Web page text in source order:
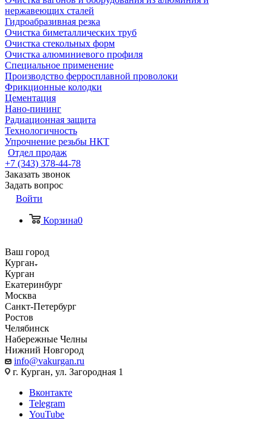
нержавеющих сталей
Гидроабразивная резка
Очистка биметаллических труб
Очистка стекольных форм
Очистка алюминиевого профиля
Специальное применение
Производство ферросплавной проволоки
Фрикционные колодки
Цементация
Нано-пининг
Радиационная защита
Технологичность
Упрочнение резьбы НКТ
Отдел продаж
+7 (343) 378-44-78
Заказать звонок
Задать вопрос
Войти
Корзина0
Ваш город
Курган
Курган
Екатеринбург
Москва
Санкт-Петербург
Ростов
Челябинск
Набережные Челны
Нижний Новгород
info@vakurgan.ru
г. Курган, ул. Загородная 1
Вконтакте
Telegram
YouTube